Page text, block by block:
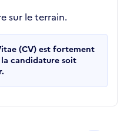
sur le terrain.
(CV) est fortement
candidature soit